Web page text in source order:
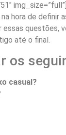
hora de
até o final.
os
casual?